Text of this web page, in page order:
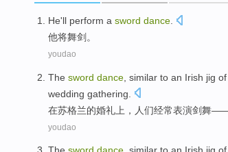
He'll perform a sword dance
他将舞剑 。
youdao
The sword dance similar to an Irish jig of
wedding gathering.
在苏格兰的婚礼上 ，人们经常表演剑舞
youdao